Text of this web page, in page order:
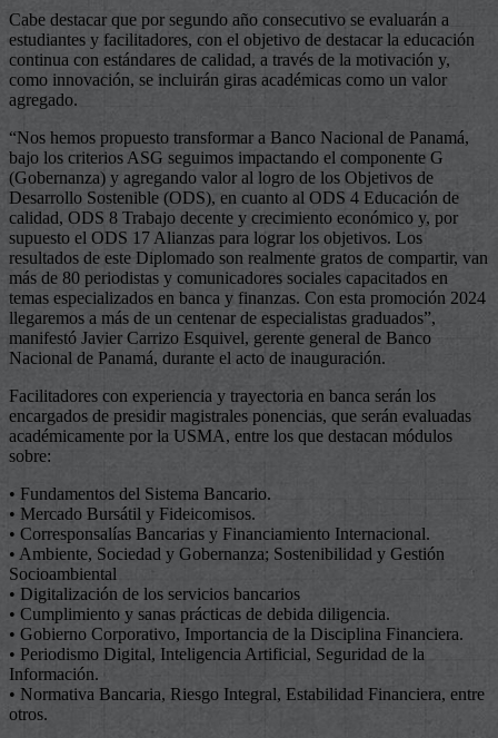
Cabe destacar que por segundo año consecutivo se evaluarán a
estudiantes y facilitadores, con el objetivo de destacar la educación
continua con estándares de calidad, a través de la motivación y,
como innovación, se incluirán giras académicas como un valor
agregado.
“Nos hemos propuesto transformar a Banco Nacional de Panamá,
bajo los criterios ASG seguimos impactando el componente G
(Gobernanza) y agregando valor al logro de los Objetivos de
Desarrollo Sostenible (ODS), en cuanto al ODS 4 Educación de
calidad, ODS 8 Trabajo decente y crecimiento económico y, por
supuesto el ODS 17 Alianzas para lograr los objetivos. Los
resultados de este Diplomado son realmente gratos de compartir, van
más de 80 periodistas y comunicadores sociales capacitados en
temas especializados en banca y finanzas. Con esta promoción 2024
llegaremos a más de un centenar de especialistas graduados”,
manifestó Javier Carrizo Esquivel, gerente general de Banco
Nacional de Panamá, durante el acto de inauguración.
Facilitadores con experiencia y trayectoria en banca serán los
encargados de presidir magistrales ponencias, que serán evaluadas
académicamente por la USMA, entre los que destacan módulos
sobre:
• Fundamentos del Sistema Bancario.
• Mercado Bursátil y Fideicomisos.
• Corresponsalías Bancarias y Financiamiento Internacional.
• Ambiente, Sociedad y Gobernanza; Sostenibilidad y Gestión
Socioambiental
• Digitalización de los servicios bancarios
• Cumplimiento y sanas prácticas de debida diligencia.
• Gobierno Corporativo, Importancia de la Disciplina Financiera.
• Periodismo Digital, Inteligencia Artificial, Seguridad de la
Información.
• Normativa Bancaria, Riesgo Integral, Estabilidad Financiera, entre
otros.